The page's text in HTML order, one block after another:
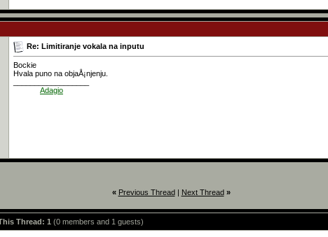
Re: Limitiranje vokala na inputu
Bockie
Hvala puno na objaÅ¡njenju.
Adagio
« Previous Thread| Next Thread »
Thread: 1 (0 members and 1 guests)